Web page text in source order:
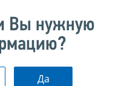
Вы нужную
Да